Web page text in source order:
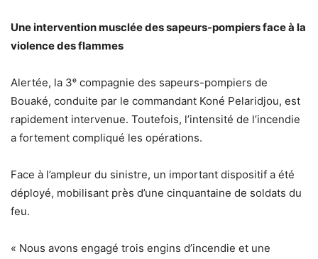
Une intervention musclée des sapeurs-pompiers face à la
violence des flammes
Alertée, la 3ᵉ compagnie des sapeurs-pompiers de
Bouaké, conduite par le commandant Koné Pelaridjou, est
rapidement intervenue. Toutefois, l’intensité de l’incendie
a fortement compliqué les opérations.
Face à l’ampleur du sinistre, un important dispositif a été
déployé, mobilisant près d’une cinquantaine de soldats du
feu.
« Nous avons engagé trois engins d’incendie et une